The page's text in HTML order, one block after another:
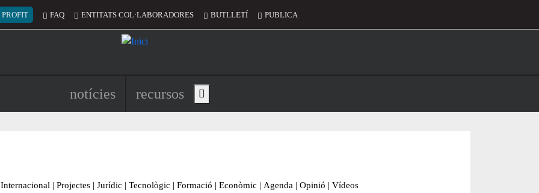
del compte d'usuari
PROFIT FAQ ENTITATS COL·LABORADORES BUTLLETÍ PUBLICA
Navegació principal de l'encapçalament
notícies recursos Show main menu
Internacional | Projectes | Jurídic | Tecnològic | Formació | Econòmic | Agenda | Opinió | Vídeos